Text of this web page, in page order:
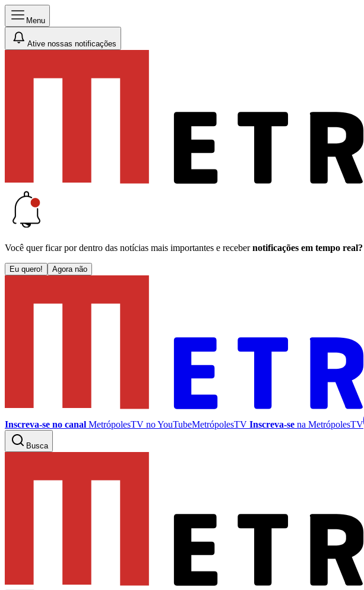
Menu
Ative nossas notificações
Você quer ficar por dentro das notícias mais importantes e receber notificações em tempo real?
Eu quero! Agora não
Inscreva-se no canal MetrópolesTV noYouTubeMetrópolesTV Inscreva-se na MetrópolesTV
Busca